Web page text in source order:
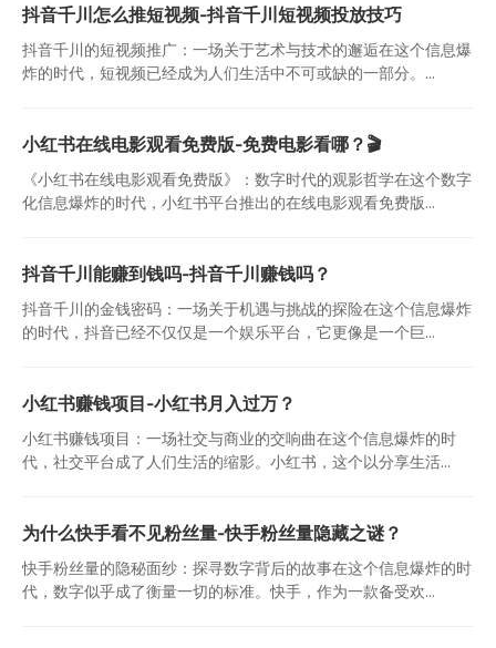
抖音千川怎么推短视频-抖音千川短视频投放技巧
抖音千川的短视频推广：一场关于艺术与技术的邂逅在这个信息爆
炸的时代，短视频已经成为人们生活中不可或缺的一部分。...
小红书在线电影观看免费版-免费电影看哪？🎬
《小红书在线电影观看免费版》：数字时代的观影哲学在这个数字
化信息爆炸的时代，小红书平台推出的在线电影观看免费版...
抖音千川能赚到钱吗-抖音千川赚钱吗？
抖音千川的金钱密码：一场关于机遇与挑战的探险在这个信息爆炸
的时代，抖音已经不仅仅是一个娱乐平台，它更像是一个巨...
小红书赚钱项目-小红书月入过万？
小红书赚钱项目：一场社交与商业的交响曲在这个信息爆炸的时
代，社交平台成了人们生活的缩影。小红书，这个以分享生活...
为什么快手看不见粉丝量-快手粉丝量隐藏之谜？
快手粉丝量的隐秘面纱：探寻数字背后的故事在这个信息爆炸的时
代，数字似乎成了衡量一切的标准。快手，作为一款备受欢...